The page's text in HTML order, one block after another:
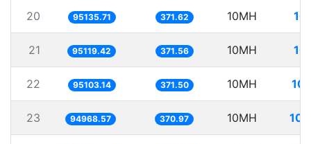
20 95135.71 371.62 10MH
21 95119.42 371.56 10MH
22 95103.14 371.50 10MH
23 94968.57 370.97 10MH